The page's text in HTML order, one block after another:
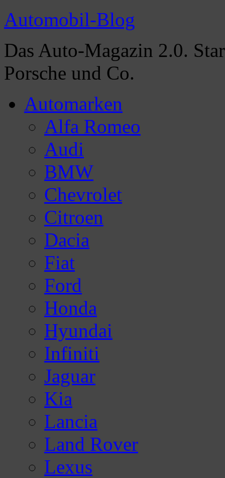
Automobil-Blog
Das Auto-Magazin 2.0.
Porsche und Co.
Automarken
Alfa Romeo
Audi
BMW
Chevrolet
Citroen
Dacia
Fiat
Ford
Honda
Hyundai
Infiniti
Jaguar
Kia
Lancia
Land Rover
Lexus